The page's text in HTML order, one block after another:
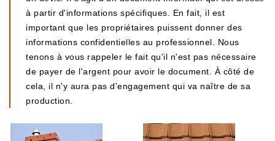
à partir d'informations spécifiques. En fait, il est
important que les propriétaires puissent donner des
informations confidentielles au professionnel. Nous
tenons à vous rappeler le fait qu'il n'est pas nécessaire
de payer de l'argent pour avoir le document. À côté de
cela, il n'y aura pas d'engagement qui va naître de sa
production.